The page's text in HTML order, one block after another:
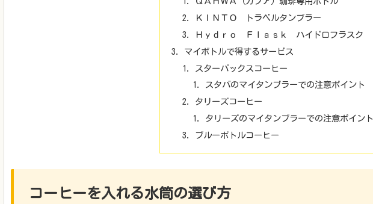
ＫＩＮＴＯ トラベルタンブラー
Ｈｙｄｒｏ Ｆｌａｓｋ ハイドロフラスク
マイボトルで得するサービス
スターバックスコーヒー
スタバのマイタンブラーでの注意ポイント
タリーズコーヒー
タリーズのマイタンブラーでの注意ポイント
ブルーボトルコーヒー
コーヒーを入れる水筒の選び方